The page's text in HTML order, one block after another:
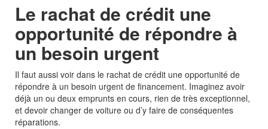
Le rachat de crédit une
opportunité de répondre à
un besoin urgent
Il faut aussi voir dans le rachat de crédit une opportunité de
répondre à un besoin urgent de financement. Imaginez avoir
déjà un ou deux emprunts en cours, rien de très exceptionnel,
et devoir changer de voiture ou d’y faire de conséquentes
réparations.